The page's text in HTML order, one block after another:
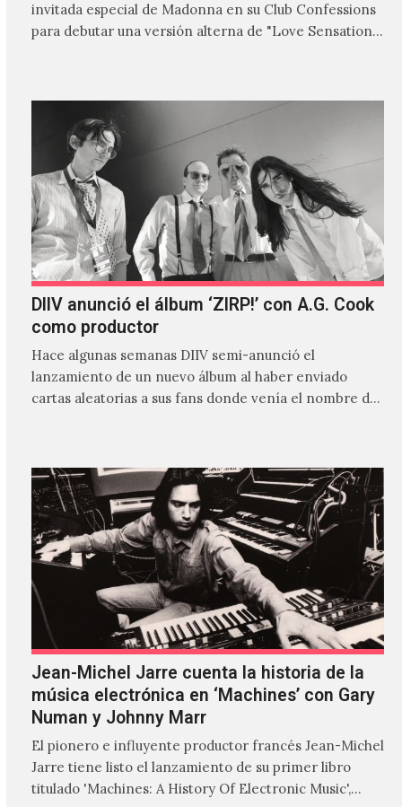
invitada especial de Madonna en su Club Confessions
para debutar una versión alterna de "Love Sensation",
DIIV anunció el álbum ‘ZIRP!’ con A.G. Cook
como productor
Hace algunas semanas DIIV semi-anunció el
lanzamiento de un nuevo álbum al haber enviado
cartas aleatorias a sus fans donde venía el nombre de
Jean-Michel Jarre cuenta la historia de la
música electrónica en ‘Machines’ con Gary
Numan y Johnny Marr
El pionero e influyente productor francés Jean-Michel
Jarre tiene listo el lanzamiento de su primer libro
titulado 'Machines: A History Of Electronic Music',